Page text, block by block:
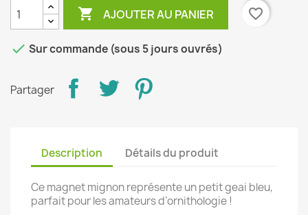
 AJOUTER AU PANIER favorite_border
 Sur commande (sous 5 jours ouvrés)
Partager
Description Détails du produit
Ce magnet mignon représente un petit geai bleu,
parfait pour les amateurs d’ornithologie !